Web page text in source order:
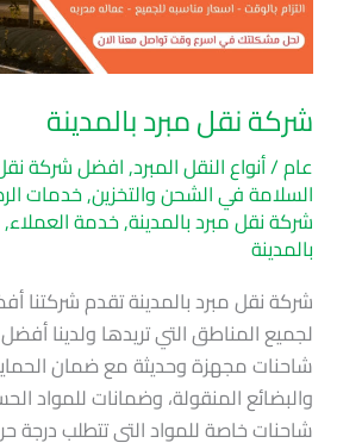
شركة نقل مبرد بالمدينة
عام/أنواع النقل المبرد,افضل شركة نقل
السلامة في الشحن والتخزين,خدمات
شركة نقل مبرد بالمدينة,خدمة العملاء,
بالمدينة
شركة نقل مبرد بالمدينة تقدم
لجميع المناطق التي تريدها ولدينا
شاحنات مجهزة وحديثة مع ضمان
والبضائع المنقولة، وضمانات للمواد
شاحنات خاصة للمواد التي تتطلب درجة